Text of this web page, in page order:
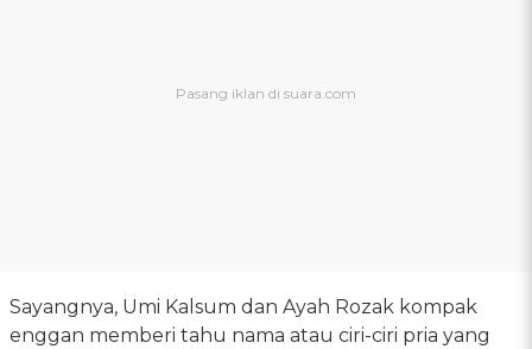
Sayangnya, Umi Kalsum dan Ayah Rozak kompak
enggan memberi tahu nama atau ciri-ciri pria yang